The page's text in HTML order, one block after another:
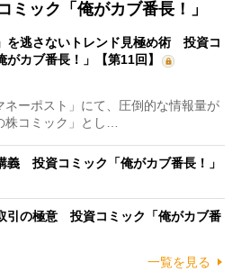
ミック「俺がカブ番長！」
を逃さないトレンド見極め術 投資コ
がカブ番長！」【第11回】
ーポスト」にて、圧倒的な情報量が
株コミック」とし…
義 投資コミック「俺がカブ番長！」
引の極意 投資コミック「俺がカブ番
一覧を見る